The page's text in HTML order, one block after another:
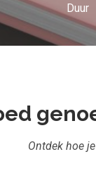
Duur
Ontdek hoe